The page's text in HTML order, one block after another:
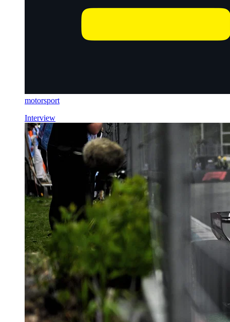
motorsport
Interview